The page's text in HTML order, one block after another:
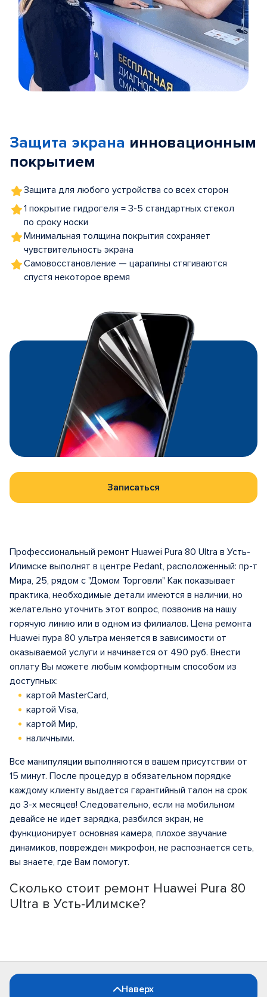
5
Защита экрана инновационным
покрытием
Защита для любого устройства со всех сторон
1 покрытие гидрогеля = 3-5 стандартных стекол
по сроку носки
Минимальная толщина покрытия сохраняет
чувствительность экрана
Самовосстановление — царапины стягиваются
спустя некоторое время
Записаться
Сколько стоит ремонт Huawei Pura 80
Ultra в Усть-Илимске?
Профессиональный ремонт Huawei Pura 80 Ultra в Усть-
Илимске выполнят в центрe Pedant, расположенный: пр-т
Мира, 25, рядом с "Домом Торговли" Как показывает
практика, необходимые детали имеются в наличии, но
желательно уточнить этот вопрос, позвонив на нашу
горячую линию или в одном из филиалов. Цена ремонта
Huawei пура 80 ультра меняется в зависимости от
оказываемой услуги и начинается от 490 руб. Внести
оплату Вы можете любым комфортным способом из
доступных:
картой MasterCard,
картой Visa,
картой Мир,
наличными.
Все манипуляции выполняются в вашем присутствии от
15 минут. После процедур в обязательном порядке
каждому клиенту выдается гарантийный талон на срок
до 3-х месяцев! Следовательно, если на мобильном
девайсе не идет зарядка, разбился экран, не
функционирует основная камера, плохое звучание
динамиков, поврежден микрофон, не распознается сеть,
вы знаете, где Вам помогут.
Наверх